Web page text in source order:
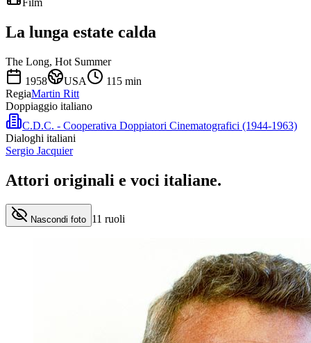
Film
La lunga estate calda
The Long, Hot Summer
1958
USA 115 min
RegiaMartin Ritt
Doppiaggio italiano
C.D.C. - Cooperativa Doppiatori Cinematografici (1944-1963)
Dialoghi italiani
Sergio Jacquier
Attori originali e voci italiane.
Nascondi foto 11 ruoli